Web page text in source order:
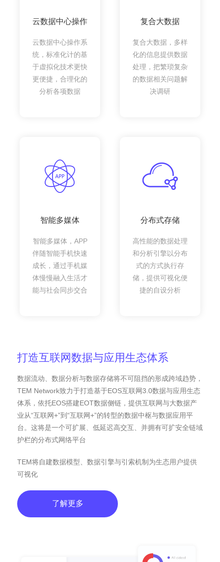
云数据中心操作
云数据中心操作系
统，标准化计的基
于虚拟化技术更快
更便捷，合理化的
分析各项数据
复合大数据
复合大数据，多样
化的信息提供数据
处理，把繁琐复杂
的数据相关问题解
决调研
智能多媒体
智能多媒体，APP
伴随智能手机快速
成长，通过手机媒
体慢慢融入生活才
能与社会同步交合
分布式存储
高性能的数据处理
和分析引擎以分布
式的方式执行存
储，提供可视化便
捷的自设分析
打造互联网数据与应用生态体系
数据流动、数据分析与数据存储将不可阻挡的形成跨域趋势，
TEM Network致力于打造基于EOS互联网3.0数据与应用生态
体系，依托EOS搭建EOT数据侧链，提供互联网与大数据产
业从“互联网+”到“互联网+”的转型的数据中枢与数据应用平
台。这将是一个可扩展、低延迟高交互、并拥有可扩安全链域
护栏的分布式网络平台
TEM将自建数据模型、数据引擎与引索机制为生态用户提供
可视化
了解更多